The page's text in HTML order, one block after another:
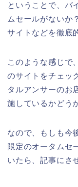
ということで、バ
ムセールがないか
サイトなどを徹底
このような感じで
のサイトをチェッ
タルアンサーのお
施しているかどう
なので、もしも今
限定のオータムセ
いたら、記事にさ